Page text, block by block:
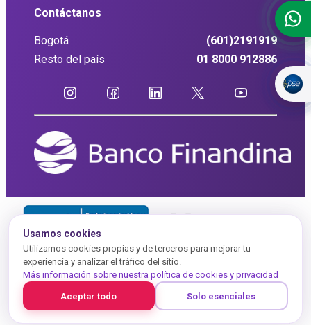
Contáctanos
Bogotá
(601)2191919
Resto del país
01 8000 912886
Usamos cookies
Utilizamos cookies propias y de terceros para mejorar tu
experiencia y analizar el tráfico del sitio.
Más información sobre nuestra política de cookies y privacidad
Solo esenciales
Aceptar todo